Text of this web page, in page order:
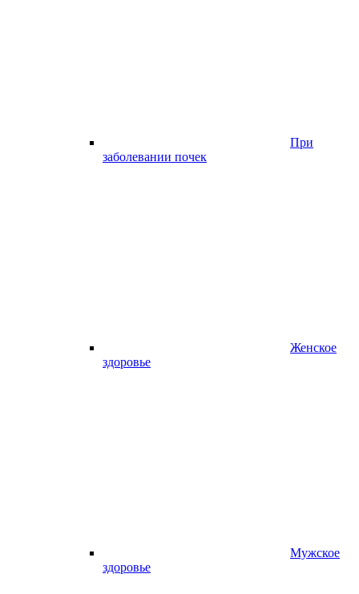
При
заболевании почек
Женское
здоровье
Мужское
здоровье